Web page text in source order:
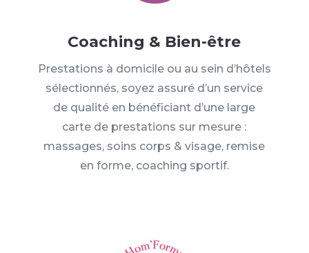
Coaching & Bien-être
Prestations à domicile ou au sein d’hôtels
sélectionnés, soyez assuré d’un service
de qualité en bénéficiant d’une large
carte de prestations sur mesure :
massages, soins corps & visage, remise
en forme, coaching sportif.